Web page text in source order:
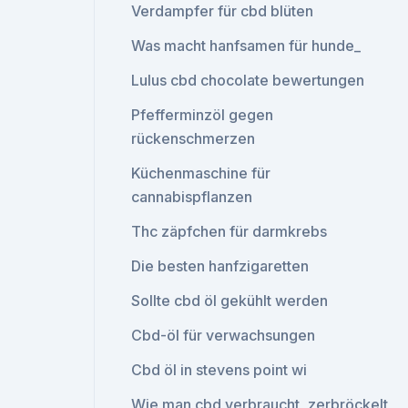
Verdampfer für cbd blüten
Was macht hanfsamen für hunde_
Lulus cbd chocolate bewertungen
Pfefferminzöl gegen
rückenschmerzen
Küchenmaschine für
cannabispflanzen
Thc zäpfchen für darmkrebs
Die besten hanfzigaretten
Sollte cbd öl gekühlt werden
Cbd-öl für verwachsungen
Cbd öl in stevens point wi
Wie man cbd verbraucht, zerbröckelt